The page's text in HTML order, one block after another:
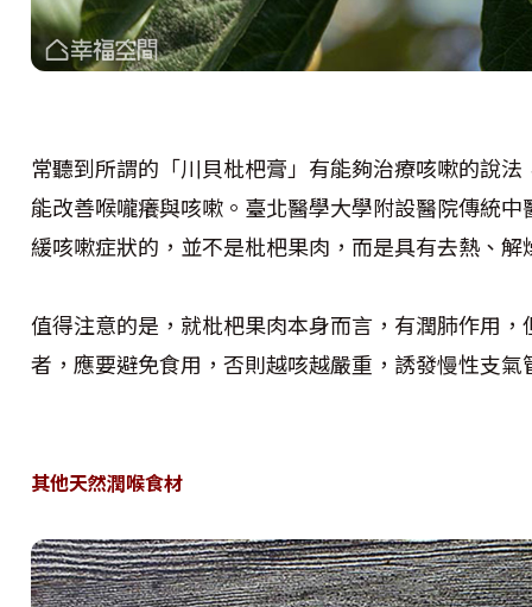
常聽到所謂的「川貝枇杷膏」有能夠治療咳嗽的說
能改善喉嚨癢與咳嗽。臺北醫學大學附設醫院傳統
緩咳嗽症狀的，並不是枇杷果肉，而是具有去熱、
值得注意的是，就枇杷果肉本身而言，有潤肺作用
者，應要避免食用，否則越咳越嚴重，誘發慢性支氣
其他天然潤喉食材